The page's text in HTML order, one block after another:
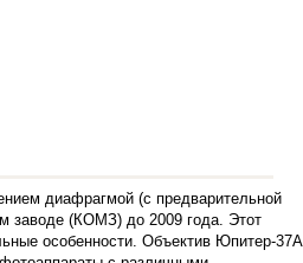
диафрагмой (с предварительной
заводе (КОМЗ) до 2009 года. Этот
особенности. Объектив Юпитер-37A